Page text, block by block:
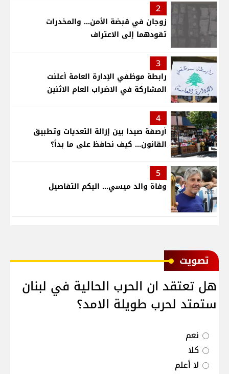
2
زوجان في قبضة الأمن... والمخدرات
تقودهما إلى الاعتراف
3
رابطة موظفي الإدارة العامة أعلنت
المشاركة في الاضراب العام الاثنين
4
أرصفة صيدا بين إزالة التعديات وتطبيق
القانون... كيف نحافظ على ما بدأ؟
5
وفاة والد ميسي... اليكم التفاصيل
ﺗﺼﻮﻳﺖ
هل تعتقد ان الحرب الحالية في لبنان
ستمتد لحرب طويلة الامد؟
نعم
كلا
لا أعلم